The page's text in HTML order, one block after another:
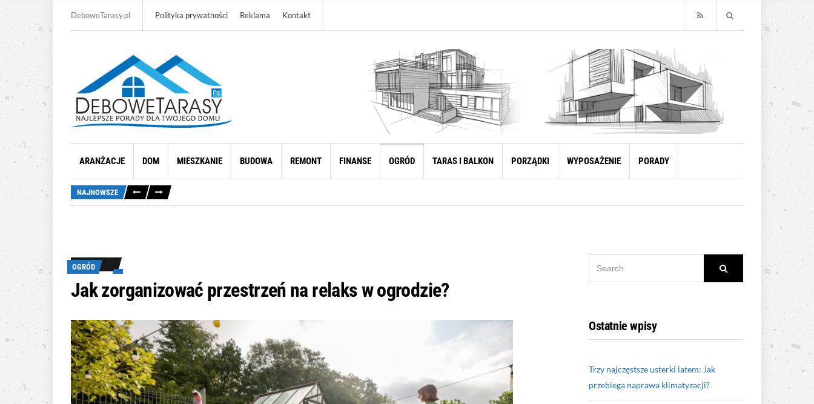
DeboweTarasy.pl Polityka prywatności Reklama Kontakt
ARANŻACJE DOM MIESZKANIE BUDOWA REMONT FINANSE OGRÓD TARAS I BALKON PORZĄDKI WYPOSAŻENIE PORADY
NAJNOWSZE
OGRÓD
Jak zorganizować przestrzeń na relaks w ogrodzie?
Ostatnie wpisy
Trzy najczęstsze usterki latem: Jak
przebiega naprawa klimatyzacji?